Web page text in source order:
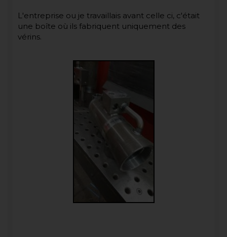
L'entreprise ou je travaillais avant celle ci, c'était
une boîte où ils fabriquent uniquement des
vérins.